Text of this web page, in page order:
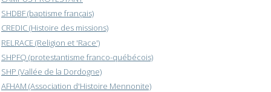
SHDBF (baptisme français)
CREDIC (Histoire des missions)
RELRACE (Religion et 'Race')
SHPFQ (protestantisme franco-québécois)
SHP (Vallée de la Dordogne)
AFHAM (Association d'Histoire Mennonite)